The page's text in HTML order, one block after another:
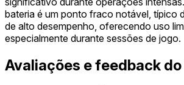
bateria é um ponto fraco notável, típico
de alto desempenho, oferecendo uso
especialmente durante sessões de jogo.
Avaliações e feedback